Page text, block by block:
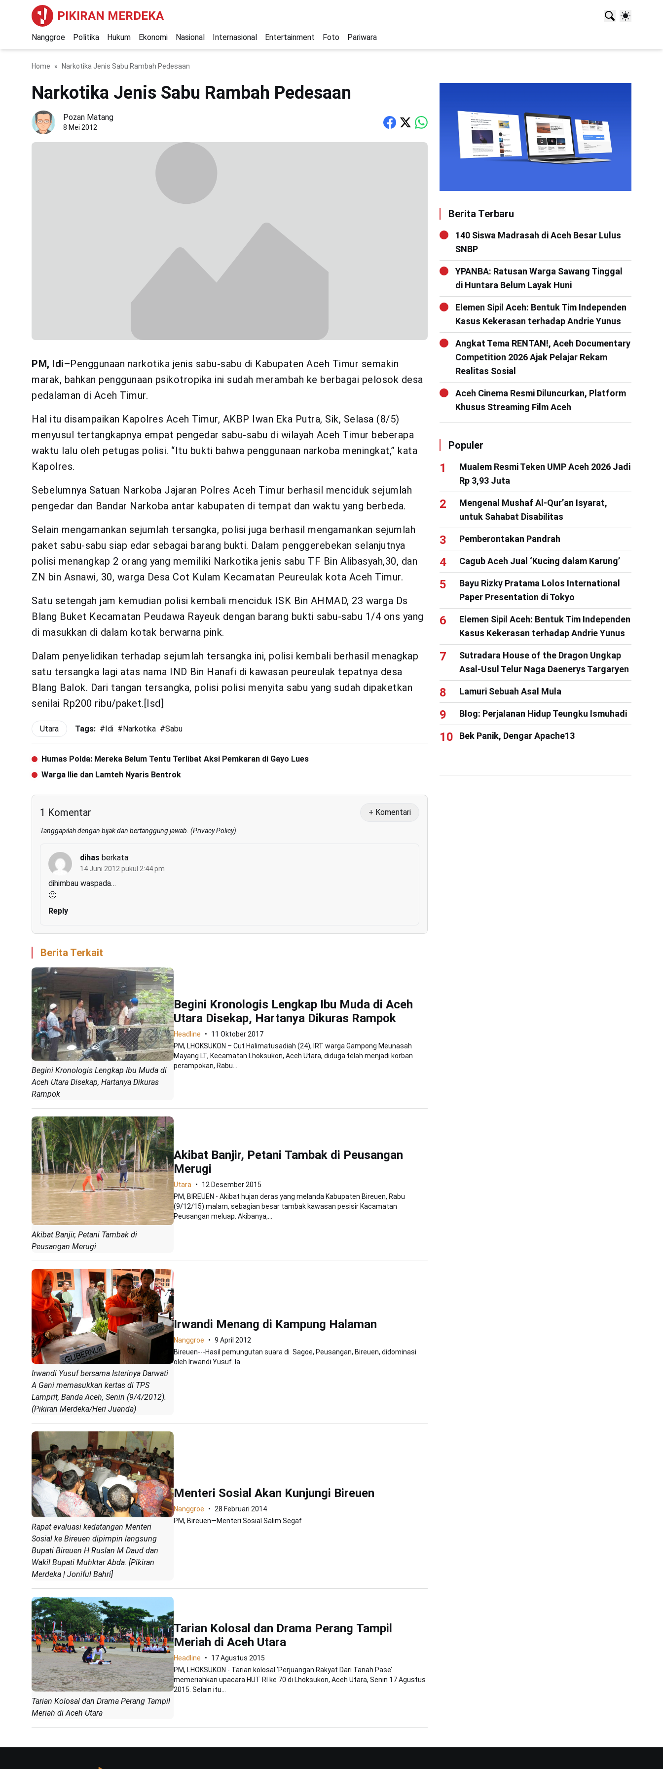
PIKIRAN MERDEKA
Nanggroe Politika Hukum Ekonomi Nasional Internasional Entertainment Foto Pariwara
Home Narkotika Jenis Sabu Rambah Pedesaan
Narkotika Jenis Sabu Rambah Pedesaan
Pozan Matang
8 Mei 2012
PM, Idi–Penggunaan narkotika jenis sabu-sabu di Kabupaten Aceh Timur semakin
marak, bahkan penggunaan psikotropika ini sudah merambah ke berbagai pelosok desa
pedalaman di Aceh Timur.
Hal itu disampaikan Kapolres Aceh Timur, AKBP Iwan Eka Putra, Sik, Selasa (8/5)
menyusul tertangkapnya empat pengedar sabu-sabu di wilayah Aceh Timur beberapa
waktu lalu oleh petugas polisi. “Itu bukti bahwa penggunaan narkoba meningkat,” kata
Kapolres.
Sebelumnya Satuan Narkoba Jajaran Polres Aceh Timur berhasil menciduk sejumlah
pengedar dan Bandar Narkoba antar kabupaten di tempat dan waktu yang berbeda.
Selain mengamankan sejumlah tersangka, polisi juga berhasil mengamankan sejumlah
paket sabu-sabu siap edar sebagai barang bukti. Dalam penggerebekan selanjutnya
polisi menangkap 2 orang yang memiliki Narkotika jenis sabu TF Bin Alibasyah,30, dan
ZN bin Asnawi, 30, warga Desa Cot Kulam Kecamatan Peureulak kota Aceh Timur.
Satu setengah jam kemudian polisi kembali menciduk ISK Bin AHMAD, 23 warga Ds
Blang Buket Kecamatan Peudawa Rayeuk dengan barang bukti sabu-sabu 1/4 ons yang
di masukkan di dalam kotak berwarna pink.
Dalam penyelidikan terhadap sejumlah tersangka ini, polisi kembali berhasil menagkap
satu tersangka lagi atas nama IND Bin Hanafi di kawasan peureulak tepatnya desa
Blang Balok. Dari tangan tersangka, polisi polisi menyita sabu yang sudah dipaketkan
senilai Rp200 ribu/paket.[Isd]
Utara Tags: # Idi # Narkotika #Sabu
Humas Polda: Mereka Belum Tentu Terlibat Aksi Pemkaran di Gayo Lues
Warga Ilie dan Lamteh Nyaris Bentrok
1 Komentar + Komentari
Tanggapilah dengan bijak dan bertanggung jawab. (Privacy Policy)
dihas berkata:
14 Juni 2012 pukul 2:44 pm
dihimbau waspada…
🙂
Reply
Berita Terkait
Begini Kronologis Lengkap Ibu Muda di
Aceh Utara Disekap, Hartanya Dikuras
Rampok
Begini Kronologis Lengkap Ibu Muda di Aceh
Utara Disekap, Hartanya Dikuras Rampok
Headline
11 Oktober 2017
PM, LHOKSUKON – Cut Halimatusadiah (24), IRT warga Gampong Meunasah
Mayang LT, Kecamatan Lhoksukon, Aceh Utara, diduga telah menjadi korban
perampokan, Rabu...
Akibat Banjir, Petani Tambak di
Peusangan Merugi
Akibat Banjir, Petani Tambak di Peusangan
Merugi
Utara
12 Desember 2015
PM, BIREUEN - Akibat hujan deras yang melanda Kabupaten Bireuen, Rabu
(9/12/15) malam, sebagian besar tambak kawasan pesisir Kacamatan
Peusangan meluap. Akibanya,...
Irwandi Yusuf bersama Isterinya Darwati
A Gani memasukkan kertas di TPS
Lamprit, Banda Aceh, Senin (9/4/2012).
(Pikiran Merdeka/Heri Juanda)
Irwandi Menang di Kampung Halaman
Nanggroe
9 April 2012
Bireuen---Hasil pemungutan suara di Sagoe, Peusangan, Bireuen, didominasi
oleh Irwandi Yusuf. Ia
Rapat evaluasi kedatangan Menteri
Sosial ke Bireuen dipimpin langsung
Bupati Bireuen H Ruslan M Daud dan
Wakil Bupati Muhktar Abda. [Pikiran
Merdeka | Joniful Bahri]
Menteri Sosial Akan Kunjungi Bireuen
Nanggroe
28 Februari 2014
PM, Bireuen—Menteri Sosial Salim Segaf
Tarian Kolosal dan Drama Perang Tampil
Meriah di Aceh Utara
Tarian Kolosal dan Drama Perang Tampil
Meriah di Aceh Utara
Headline
17 Agustus 2015
PM, LHOKSUKON - Tarian kolosal ‘Perjuangan Rakyat Dari Tanah Pase’
memeriahkan upacara HUT RI ke 70 di Lhoksukon, Aceh Utara, Senin 17 Agustus
2015. Selain itu...
Berita Terbaru
140 Siswa Madrasah di Aceh Besar Lulus
SNBP
YPANBA: Ratusan Warga Sawang Tinggal
di Huntara Belum Layak Huni
Elemen Sipil Aceh: Bentuk Tim Independen
Kasus Kekerasan terhadap Andrie Yunus
Angkat Tema RENTAN!, Aceh Documentary
Competition 2026 Ajak Pelajar Rekam
Realitas Sosial
Aceh Cinema Resmi Diluncurkan, Platform
Khusus Streaming Film Aceh
Populer
Mualem Resmi Teken UMP Aceh 2026 Jadi
Rp 3,93 Juta
Mengenal Mushaf Al-Qur’an Isyarat,
untuk Sahabat Disabilitas
Pemberontakan Pandrah
Cagub Aceh Jual ‘Kucing dalam Karung’
Bayu Rizky Pratama Lolos International
Paper Presentation di Tokyo
Elemen Sipil Aceh: Bentuk Tim Independen
Kasus Kekerasan terhadap Andrie Yunus
Sutradara House of the Dragon Ungkap
Asal-Usul Telur Naga Daenerys Targaryen
Lamuri Sebuah Asal Mula
Blog: Perjalanan Hidup Teungku Ismuhadi
Bek Panik, Dengar Apache13